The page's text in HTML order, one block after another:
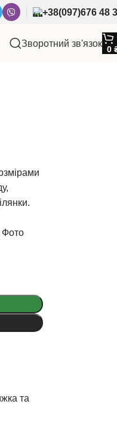
+38(097)676 48
Зворотний зв'язок
0
Фото
та